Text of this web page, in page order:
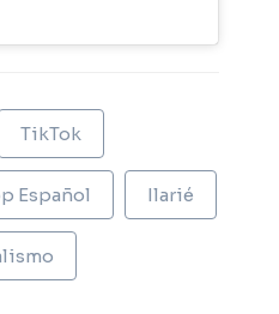
TikTok
Español Ilarié